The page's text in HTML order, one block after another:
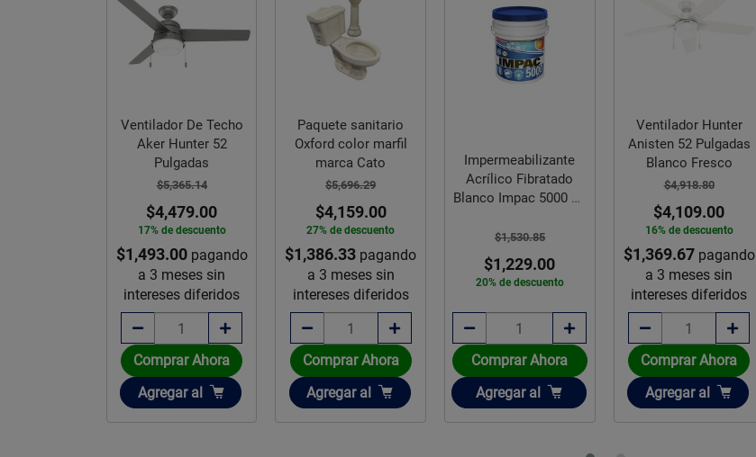
Ventilador De Techo
Aker Hunter 52
Pulgadas
$5,365.14
$4,479.00
17% de descuento
$1,493.00pagando
a 3 meses sin
intereses diferidos
Comprar Ahora
Añadir
Agregar al
Paquete sanitario
Oxford color marfil
marca Cato
$5,696.29
$4,159.00
27% de descuento
$1,386.33 pagando
a 3 meses sin
intereses diferidos
Comprar Ahora
Añadir
Agregar al
Impermeabilizante
Acrílico Fibratado
Blanco Impac 5000 19
$1,530.85
$1,229.00
20% de descuento
Comprar Ahora
Añadir
Agregar al
Ventilador Hunter
Anisten 52 Pulgadas
Blanco Fresco
$4,918.80
$4,109.00
16% de descuento
$1,369.67pagando
a 3 meses sin
intereses diferidos
Comprar Ahora
Añadir
Agregar al